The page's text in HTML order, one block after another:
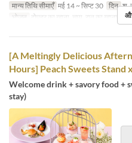
मान्य तिथि सीमाएँ मई 14 ~ सिप्ट 30 दिन श,
भोजन
दोपहर का खाना, चाय, रात का खाना
[A Meltingly Delicious
Hours] Peach Sweets Stand
Welcome drink + savory food +
stay)